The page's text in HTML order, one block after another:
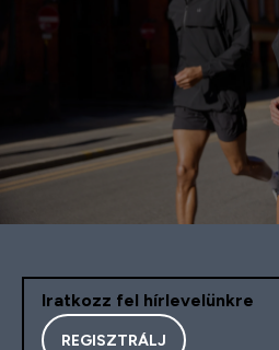
Iratkozz fel hírlevelünkre
REGISZTRÁLJ